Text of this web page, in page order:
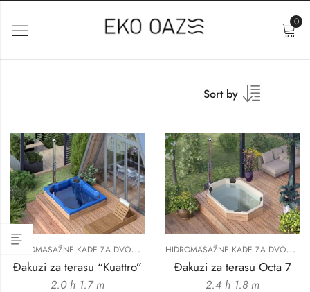
0
Sort by
H
IDROMASAŽNE KADE ZA DVORIŠTE
Đakuzi za terasu “Kuattro”
2.0 h 1.7 m
H
IDROMASAŽNE KADE ZA DVORIŠTE
Đakuzi za terasu Octa 7
2.4 h 1.8 m